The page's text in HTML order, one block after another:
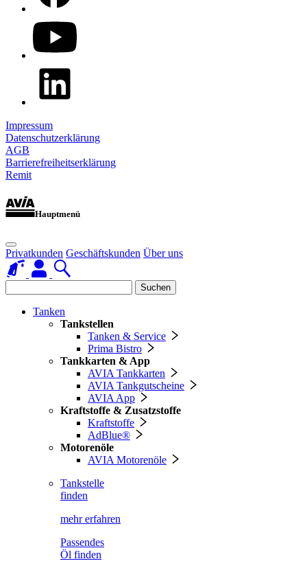
Impressum
Datenschutzerklärung
AGB
Barrierefreiheitserklärung
Remit
Hauptmenü
Privatkunden Geschäftskunden Über uns
Suchen
Tanken
Tankstellen
Tanken & Service
Prima Bistro
Tankkarten & App
AVIA Tankkarten
AVIA Tankgutscheine
AVIA App
Kraftstoffe & Zusatzstoffe
Kraftstoffe
AdBlue®
Motorenöle
AVIA Motorenöle
Tankstelle
finden
mehr erfahren
Passendes
Öl finden